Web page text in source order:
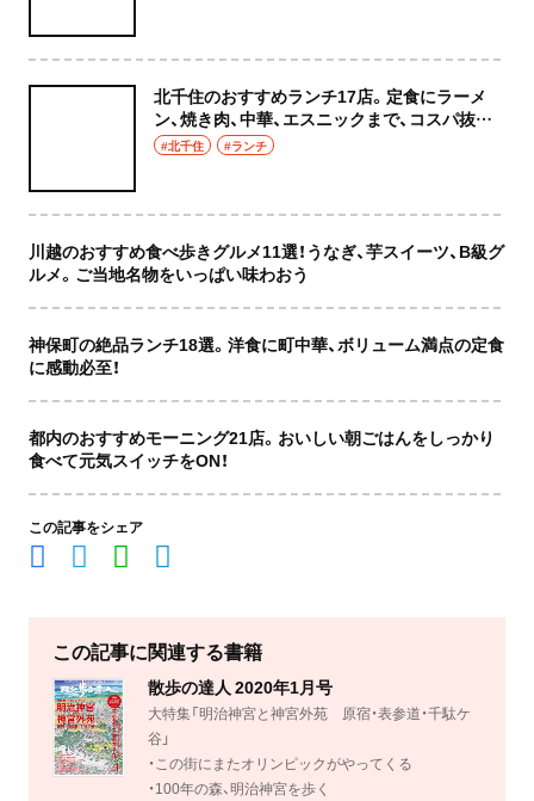
北千住のおすすめランチ17店。定食にラーメ
ン、焼き肉、中華、エスニックまで、コスパ抜群
な店もおしゃれな店も網羅してご紹介！
#北千住 #ランチ
川越のおすすめ食べ歩きグルメ11選！うなぎ、芋スイーツ、B級グ
ルメ。ご当地名物をいっぱい味わおう
神保町の絶品ランチ18選。洋食に町中華、ボリューム満点の定食
に感動必至！
都内のおすすめモーニング21店。おいしい朝ごはんをしっかり
食べて元気スイッチをON！
この記事をシェア
この記事に関連する書籍
散歩の達人 2020年1月号
大特集「明治神宮と神宮外苑 原宿・表参道・千駄ケ
谷」
・この街にまたオリンピックがやってくる
・100年の森、明治神宮を歩く